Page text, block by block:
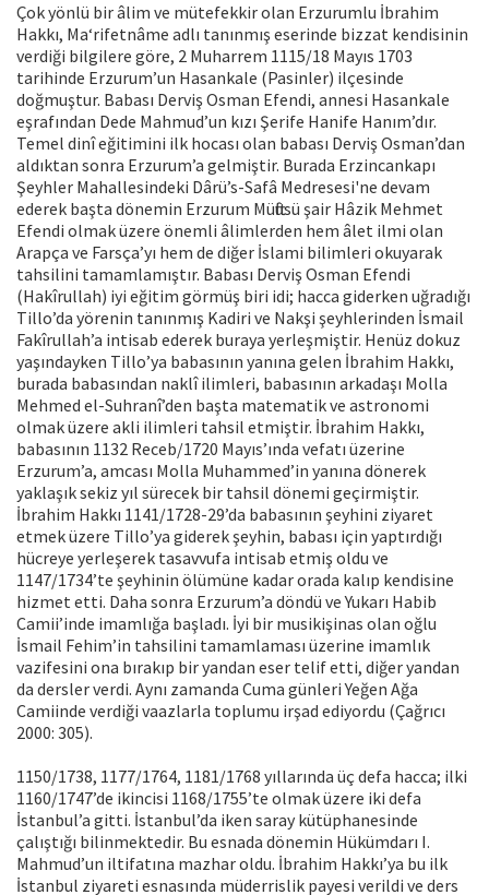
Çok yönlü bir âlim ve mütefekkir olan Erzurumlu İbrahim
Hakkı, Ma‘rifetnâme adlı tanınmış eserinde bizzat kendisinin
verdiği bilgilere göre, 2 Muharrem 1115/18 Mayıs 1703
tarihinde Erzurum’un Hasankale (Pasinler) ilçesinde
doğmuştur. Babası Derviş Osman Efendi, annesi Hasankale
eşrafından Dede Mahmud’un kızı Şerife Hanife Hanım’dır.
Temel dinî eğitimini ilk hocası olan babası Derviş Osman’dan
aldıktan sonra Erzurum’a gelmiştir. Burada Erzincankapı
Şeyhler Mahallesindeki Dârü’s-Safâ Medresesi'ne devam
ederek başta dönemin Erzurum Müftüsü şair Hâzik Mehmet
Efendi olmak üzere önemli âlimlerden hem âlet ilmi olan
Arapça ve Farsça’yı hem de diğer İslami bilimleri okuyarak
tahsilini tamamlamıştır. Babası Derviş Osman Efendi
(Hakîrullah) iyi eğitim görmüş biri idi; hacca giderken uğradığı
Tillo’da yörenin tanınmış Kadiri ve Nakşi şeyhlerinden İsmail
Fakîrullah’a intisab ederek buraya yerleşmiştir. Henüz dokuz
yaşındayken Tillo’ya babasının yanına gelen İbrahim Hakkı,
burada babasından naklî ilimleri, babasının arkadaşı Molla
Mehmed el-Suhranî’den başta matematik ve astronomi
olmak üzere akli ilimleri tahsil etmiştir. İbrahim Hakkı,
babasının 1132 Receb/1720 Mayıs’ında vefatı üzerine
Erzurum’a, amcası Molla Muhammed’in yanına dönerek
yaklaşık sekiz yıl sürecek bir tahsil dönemi geçirmiştir.
İbrahim Hakkı 1141/1728-29’da babasının şeyhini ziyaret
etmek üzere Tillo’ya giderek şeyhin, babası için yaptırdığı
hücreye yerleşerek tasavvufa intisab etmiş oldu ve
1147/1734’te şeyhinin ölümüne kadar orada kalıp kendisine
hizmet etti. Daha sonra Erzurum’a döndü ve Yukarı Habib
Camii’inde imamlığa başladı. İyi bir musikişinas olan oğlu
İsmail Fehim’in tahsilini tamamlaması üzerine imamlık
vazifesini ona bırakıp bir yandan eser telif etti, diğer yandan
da dersler verdi. Aynı zamanda Cuma günleri Yeğen Ağa
Camiinde verdiği vaazlarla toplumu irşad ediyordu (Çağrıcı
2000: 305).
1150/1738, 1177/1764, 1181/1768 yıllarında üç defa hacca; ilki
1160/1747’de ikincisi 1168/1755’te olmak üzere iki defa
İstanbul’a gitti. İstanbul’da iken saray kütüphanesinde
çalıştığı bilinmektedir. Bu esnada dönemin Hükümdarı I.
Mahmud’un iltifatına mazhar oldu. İbrahim Hakkı’ya bu ilk
İstanbul ziyareti esnasında müderrislik payesi verildi ve ders